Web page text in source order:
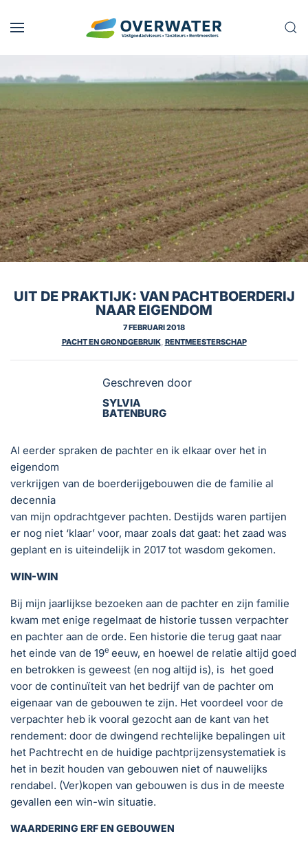
Skip to main content
UIT DE PRAKTIJK: VAN PACHTBOERDERIJ
NAAR EIGENDOM
7 FEBRUARI 2018
PACHT EN GRONDGEBRUIK, RENTMEESTERSCHAP
Geschreven door
SYLVIA
BATENBURG
Al eerder spraken de pachter en ik elkaar over het in
eigendom
verkrijgen van de boerderijgebouwen die de familie al
decennia
van mijn opdrachtgever pachten. Destijds waren partijen
er nog niet ‘klaar’ voor, maar zoals dat gaat: het zaad was
geplant en is uiteindelijk in 2017 tot wasdom gekomen.
WIN-WIN
Bij mijn jaarlijkse bezoeken aan de pachter en zijn familie
kwam met enige regelmaat de historie tussen verpachter
en pachter aan de orde. Een historie die terug gaat naar
het einde van de 19e eeuw, en hoewel de relatie altijd goed
en betrokken is geweest (en nog altijd is), is het goed
voor de continuïteit van het bedrijf van de pachter om
eigenaar van de gebouwen te zijn. Het voordeel voor de
verpachter heb ik vooral gezocht aan de kant van het
rendement: door de dwingend rechtelijke bepalingen uit
het Pachtrecht en de huidige pachtprijzensystematiek is
het in bezit houden van gebouwen niet of nauwelijks
rendabel. (Ver)kopen van gebouwen is dus in de meeste
gevallen een win-win situatie.
WAARDERING ERF EN GEBOUWEN